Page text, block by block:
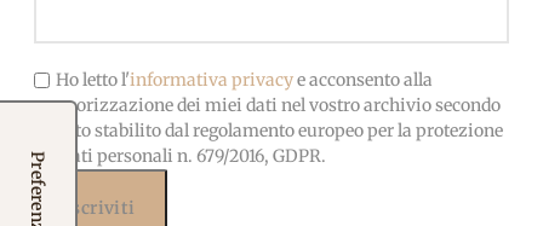
Ho letto l'informativa privacye acconsento alla
memorizzazione dei miei dati nel vostro archivio secondo
quanto stabilito dal regolamento europeo per la protezione
dei dati personali n. 679/2016, GDPR.